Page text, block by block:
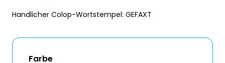
Handlicher Colop-Wortstempel: GEFAXT
Farbe